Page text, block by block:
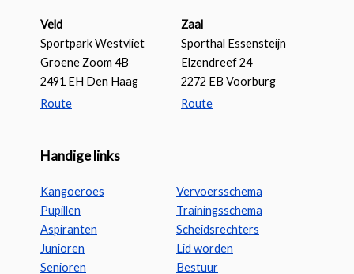
Veld
Sportpark Westvliet
Groene Zoom 4B
2491 EH Den Haag
Zaal
Sporthal Essensteijn
Elzendreef 24
2272 EB Voorburg
Route
Route
Handige links
Kangoeroes
Pupillen
Aspiranten
Junioren
Senioren
Vervoersschema
Trainingsschema
Scheidsrechters
Lid worden
Bestuur